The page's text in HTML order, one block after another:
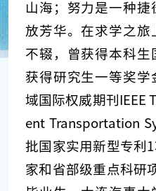
山海；努力是一种捷
放芳华。在求学之旅
不辍，曾获得本科生
获得研究生一等奖学
域国际权威期刊IEEE
ent Transportation
批国家实用新型专利
家和省部级重点科研